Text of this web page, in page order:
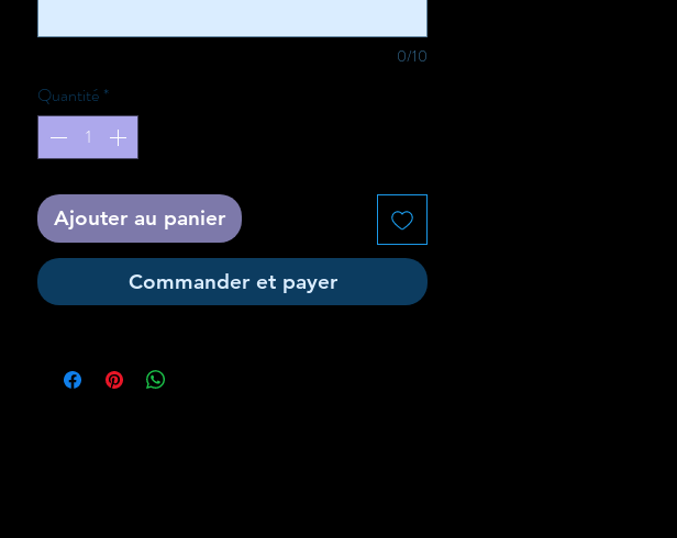
0/10
Quantité *
Ajouter au panier
Commander et payer